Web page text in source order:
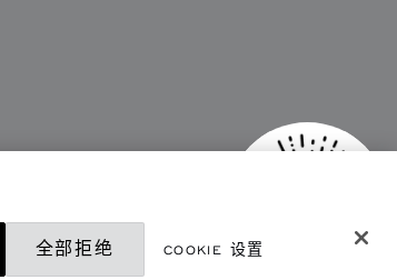
COOKIE 设置
全部拒绝